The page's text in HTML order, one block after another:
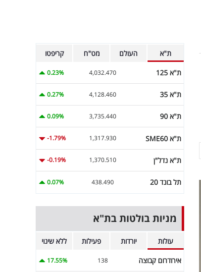
ת"א העולם מט"ח קריפטו
ת"א 125 4,032.470
0.23%
ת"א 35 4,128.460
0.27%
ת"א 90 3,735.440
0.09%
ת"א SME60 1,317.930
-1.79%
ת"א נדל"ן 1,370.510
-0.19%
תל בונד 20 438.490
0.07%
מניות בולטות בת"א
עולות יורדות פעילות ללא שינוי
אירודרום קבוצה 138
17.55%